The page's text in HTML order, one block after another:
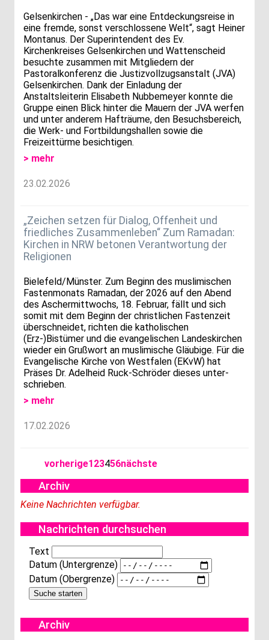
Gelsenkirchen - „Das war eine Entdeckungsreise in
eine fremde, sonst verschlossene Welt“, sagt Heiner
Montanus. Der Superintendent des Ev.
Kirchenkreises Gelsenkirchen und Wattenscheid
besuchte zusammen mit Mitgliedern der
Pastoralkonferenz die Justizvollzugsanstalt (JVA)
Gelsenkirchen. Dank der Einladung der
Anstaltsleiterin Elisabeth Nubbemeyer konnte die
Gruppe einen Blick hinter die Mauern der JVA werfen
und unter anderem Hafträume, den Besuchsbereich,
die Werk- und Fortbildungshallen sowie die
Freizeittürme besichtigen.
> mehr
23.02.2026
„Zeichen setzen für Dialog, Offenheit und
friedliches Zusammenleben“ Zum Ramadan:
Kirchen in NRW betonen Verantwortung der
Religionen
Bielefeld/Münster. Zum Beginn des muslimischen
Fastenmonats Ramadan, der 2026 auf den Abend
des Aschermittwochs, 18. Februar, fällt und sich
somit mit dem Beginn der christlichen Fastenzeit
überschneidet, richten die katholischen
(Erz-)Bistümer und die evangelischen Landeskirchen
wieder ein Grußwort an muslimische Gläubige. Für die
Evangelische Kirche von Westfalen (EKvW) hat
Präses Dr. Adelheid Ruck-Schröder dieses unter-
schrieben.
> mehr
17.02.2026
vorherige1 23456nächste
Archiv
Keine Nachrichten verfügbar.
Nachrichten durchsuchen
Text
Datum (Untergrenze)
Datum (Obergrenze)
Archiv